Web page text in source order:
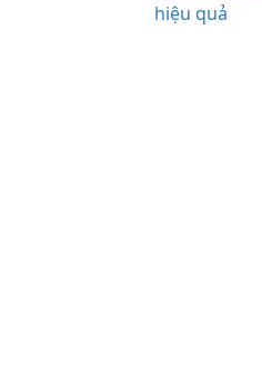
hiệu quả